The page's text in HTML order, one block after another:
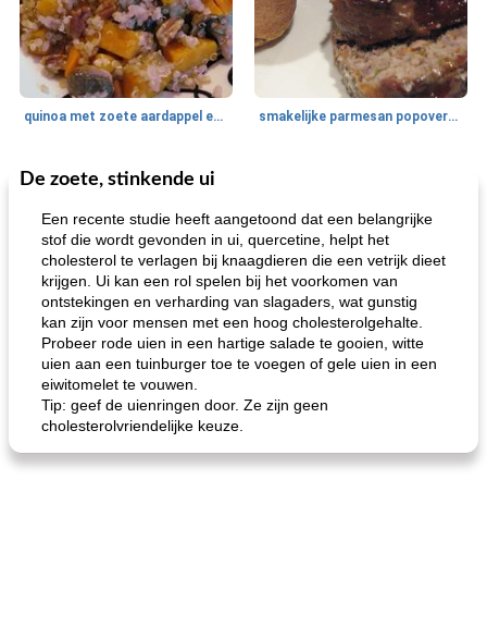
quinoa met zoete aardappel en champignons smakelijke parmesan popovers (gezonder!)
40min
One Dish Meal
De zoete, stinkende ui
Een recente studie heeft aangetoond dat een belangrijke
stof die wordt gevonden in ui, quercetine, helpt het
cholesterol te verlagen bij knaagdieren die een vetrijk dieet
krijgen. Ui kan een rol spelen bij het voorkomen van
ontstekingen en verharding van slagaders, wat gunstig
kan zijn voor mensen met een hoog cholesterolgehalte.
Probeer rode uien in een hartige salade te gooien, witte
uien aan een tuinburger toe te voegen of gele uien in een
eiwitomelet te vouwen.
Tip: geef de uienringen door. Ze zijn geen
cholesterolvriendelijke keuze.